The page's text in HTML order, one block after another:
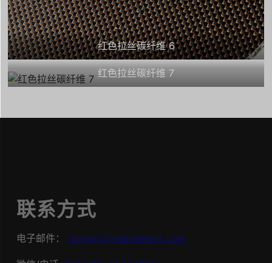
红色拉丝碳纤维 6
红色拉丝碳纤维 7
联系方式
电子邮件： sales@dinkpickleball.com